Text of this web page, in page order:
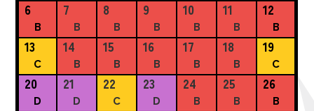
6
B
7
B
8
B
9
B
10
B
11
B
12
B
13
C
14
B
15
B
16
B
17
B
18
B
19
C
20
D
21
D
22
C
23
D
24
B
25
B
26
B